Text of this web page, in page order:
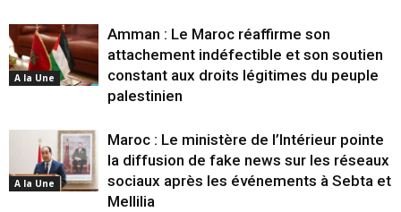
A la Une
Amman : Le Maroc réaffirme son
attachement indéfectible et son soutien
constant aux droits légitimes du peuple
palestinien
A la Une
Maroc : Le ministère de l’Intérieur pointe
la diffusion de fake news sur les réseaux
sociaux après les événements à Sebta et
Mellilia